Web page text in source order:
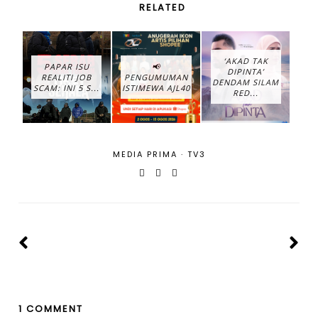
RELATED
PAPAR ISU
REALITI JOB
SCAM: INI 5 S...
📢
PENGUMUMAN
ISTIMEWA AJL40
‘AKAD TAK
DIPINTA’
DENDAM SILAM
RED...
MEDIA PRIMA · TV3
1 COMMENT